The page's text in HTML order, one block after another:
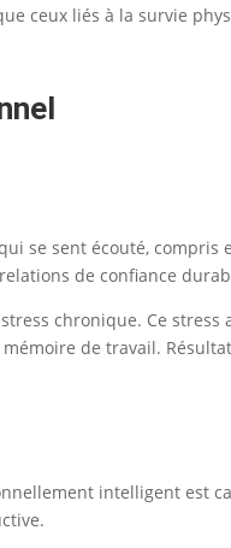
ceux liés à la survie
se sent écouté, compris
de confiance
chronique. Ce
de travail.
intelligent est